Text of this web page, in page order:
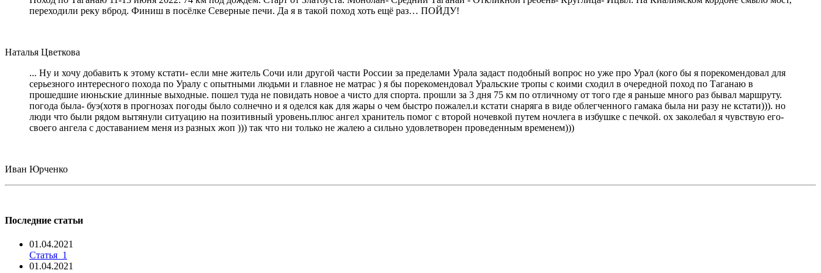
переходили реку вброд. Финиш в посёлке Северные печи. Да я в такой поход хоть ещё раз… ПОЙДУ!
Наталья Цветкова
... Ну и хочу добавить к этому кстати- если мне житель Сочи или другой части России за пределами Урала задаст подобный вопрос но уже про Урал (кого бы я порекомендовал для
серьезного интересного похода по Уралу с опытными людьми и главное не матрас ) я бы порекомендовал Уральские тропы с коими сходил в очередной поход по Таганаю в
прошедшие июньские длинные выходные. пошел туда не повидать новое а чисто для спорта. прошли за 3 дня 75 км по отличному от того где я раньше много раз бывал маршруту.
погода была- буэ(хотя в прогнозах погоды было солнечно и я оделся как для жары о чем быстро пожалел.и кстати снаряга в виде облегченного гамака была ни разу не кстати))). но
люди что были рядом вытянули ситуацию на позитивный уровень.плюс ангел хранитель помог с второй ночевкой путем ночлега в избушке с печкой. ох заколебал я чувствую его-
своего ангела с доставанием меня из разных жоп ))) так что ни только не жалею а сильно удовлетворен проведенным временем)))
Иван Юрченко
Последние статьи
01.04.2021
Статья_1
01.04.2021